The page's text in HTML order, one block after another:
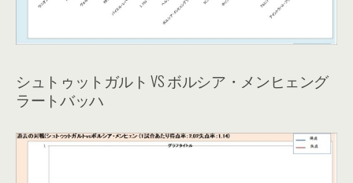
シュトゥットガルト VS ボルシア・メンヒェング
ラートバッハ